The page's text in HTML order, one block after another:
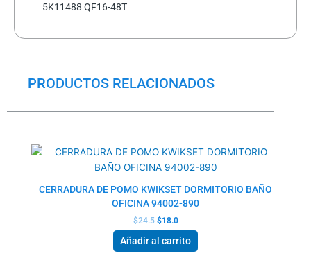
5K11488 QF16-48T
PRODUCTOS RELACIONADOS
CERRADURA DE POMO KWIKSET DORMITORIO BAÑO
OFICINA 94002-890
$24.5
original
era:
$24.5.
$18.0
actual
es:
$18.0.
Añadir al carrito